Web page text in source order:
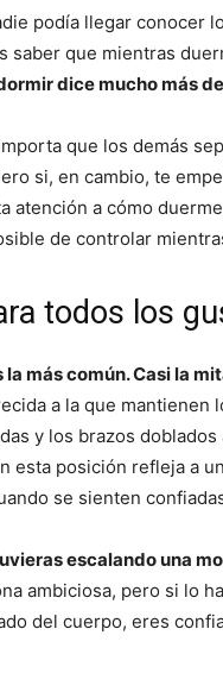
podía llegar conocer
saber que mientras
dice mucho más
que los demás
si, en cambio, te
atención a cómo
de controlar
todos los
más común. Casi la
a la que
y los brazos
esta posición refleja a
se sienten
escalando una
ambiciosa, pero si lo
del cuerpo, eres